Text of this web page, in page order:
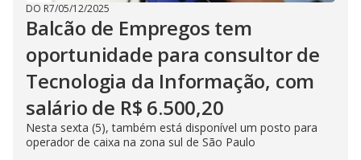
DO R7/05/12/2025
Balcão de Empregos tem
oportunidade para consultor de
Tecnologia da Informação, com
salário de R$ 6.500,20
Nesta sexta (5), também está disponível um posto para
operador de caixa na zona sul de São Paulo